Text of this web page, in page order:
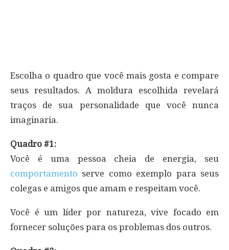
Escolha o quadro que você mais gosta e compare
seus resultados. A moldura escolhida revelará
traços de sua personalidade que você nunca
imaginaria.
Quadro #1:
Você é uma pessoa cheia de energia, seu
comportamento serve como exemplo para seus
colegas e amigos que amam e respeitam você.
Você é um líder por natureza, vive focado em
fornecer soluções para os problemas dos outros.